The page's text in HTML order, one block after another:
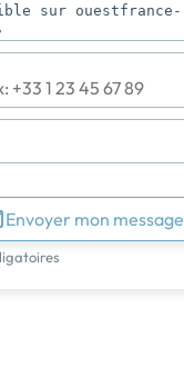
Envoyer mon message